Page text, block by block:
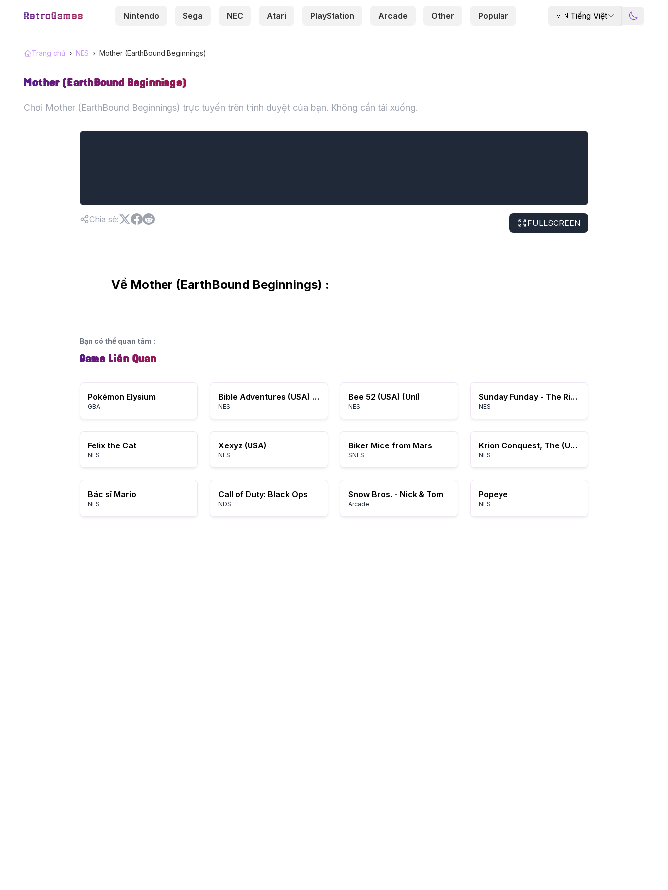
RetroGames Nintendo Sega NEC Atari PlayStation Arcade Other Popular 🇻🇳Tiếng Việt
Trang chủ › NES › Mother (EarthBound Beginnings)
Mother (EarthBound Beginnings)
Chơi Mother (EarthBound Beginnings) trực tuyến trên trình duyệt của bạn. Không cần tải xuống.
Chia sẻ: FULLSCREEN
Về Mother (EarthBound Beginnings) :
Bạn có thể quan tâm :
Game Liên Quan
Pokémon Elysium
GBA
Bible Adventures (USA) (Unl) (v1.1)
NES
Bee 52 (USA) (Unl)
NES
Sunday Funday - The Ride (USA) (Unl)
NES
Felix the Cat
NES
Xexyz (USA)
NES
Biker Mice from Mars
SNES
Krion Conquest, The (USA)
NES
Bác sĩ Mario
NES
Call of Duty: Black Ops
NDS
Snow Bros. - Nick & Tom
Arcade
Popeye
NES